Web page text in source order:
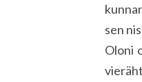
sen
Oloni